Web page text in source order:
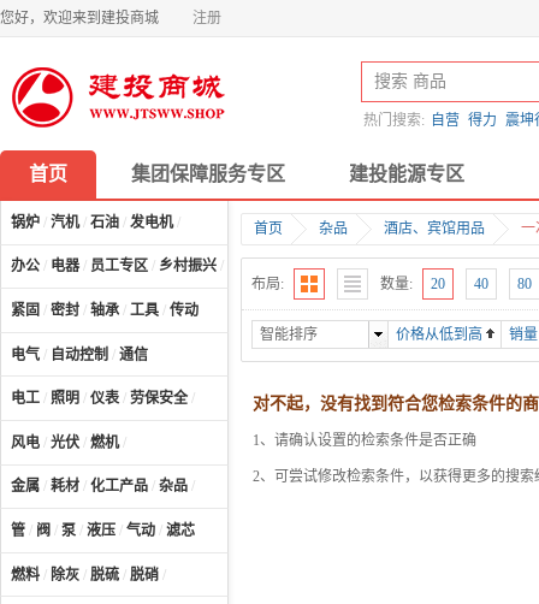
您好，欢迎来到建投商城 注册
热门搜索: 自营 得力 震坤
首页 集团保障服务专区 建投能源专区
锅炉 / 汽机/ 石油 / 发电机/
办公 / 电器 / 员工专区 / 乡村振兴 / 计算机及配件/
紧固 / 密封 / 轴承 / 工具 / 传动
电气 / 自动控制 / 通信
电工 / 照明 / 仪表 / 劳保安全 /
风电 / 光伏 / 燃机/
金属 / 耗材 / 化工产品 / 杂品 /
管 / 阀 / 泵 / 液压 / 气动 / 滤芯
燃料 / 除灰 / 脱硫 / 脱硝 /
首页 杂品 酒店、宾馆用品 一
布局: 数量: 20 40 80
智能排序 价格从低到高 销量
对不起，没有找到符合您检索条件的
1、请确认设置的检索条件是否正确
2、可尝试修改检索条件，以获得更多的搜索